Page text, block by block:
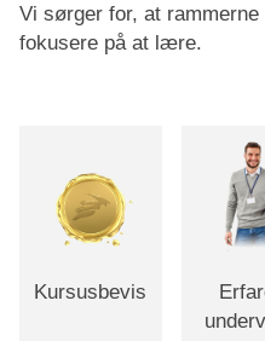
Vi sørger for, at
fokusere på at lære.
Kursusbevis